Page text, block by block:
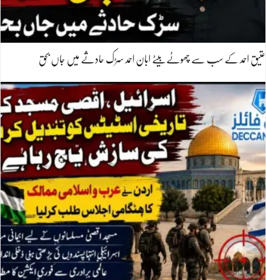
عتیق احمد کے سب سے چھوٹے بیٹے ابان احمد سڑک حادثے میں جاں بحق